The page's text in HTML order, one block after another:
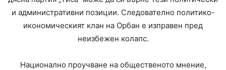
и административни позиции. Следователно политико-
икономическият клан на Орбан е изправен пред
неизбежен колапс.
Национално проучване на общественото мнение,